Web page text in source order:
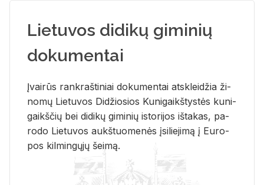
Lietuvos didikų giminių
dokumentai
Įvai­rūs rank­raš­ti­niai do­ku­men­tai at­sklei­džia ži­
no­mų Lie­tu­vos Di­džio­sios Ku­ni­gaikš­tys­tės ku­ni­
gaikš­čių bei di­di­kų gi­mi­nių is­to­ri­jos iš­ta­kas, pa­
ro­do Lie­tu­vos aukš­tuo­me­nės įsi­lie­ji­mą į Eu­ro­
pos kil­min­gų­jų šei­mą.